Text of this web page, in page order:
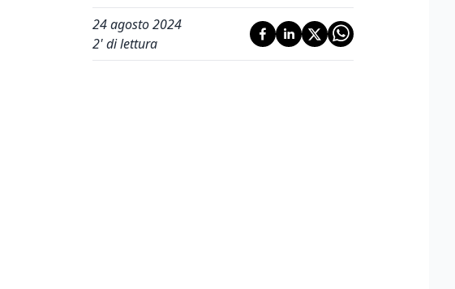
24 agosto 2024
2' di lettura